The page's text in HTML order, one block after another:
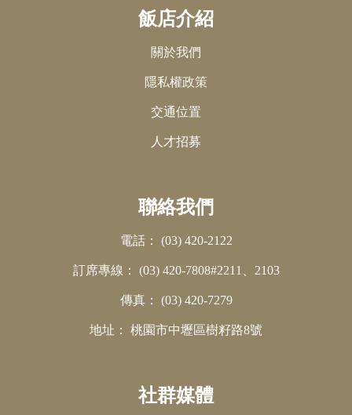
飯店介紹
關於我們
隱私權政策
交通位置
人才招募
聯絡我們
電話： (03) 420-2122
訂席專線： (03) 420-7808#2211、2103
傳真： (03) 420-7279
地址： 桃園市中壢區樹籽路8號
社群媒體